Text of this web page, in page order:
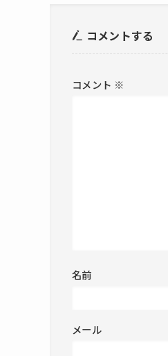
コメントする
コメント ※
名前
メール